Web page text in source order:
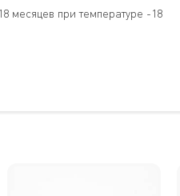
месяцев при температуре -18